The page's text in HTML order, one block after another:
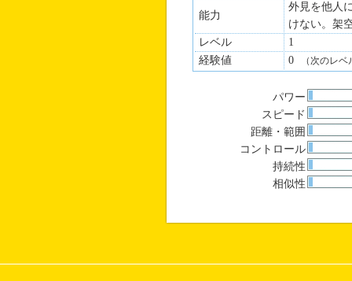
能力
外見を他人
けない。架
レベル
1
経験値
0 （次のレ
パワー
スピード
距離・範囲
コントロール
持続性
相似性